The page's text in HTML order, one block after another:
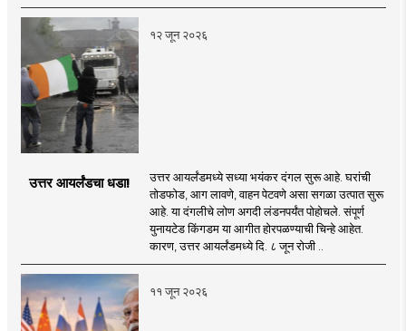
१२ जून २०२६
उत्तर आयर्लंडचा धडा!
उत्तर आयर्लंडमध्ये सध्या भयंकर दंगल सुरू आहे. घरांची
तोडफोड, आग लावणे, वाहन पेटवणे असा सगळा उत्पात सुरू
आहे. या दंगलीचे लोण अगदी लंडनपर्यंत पोहोचले. संपूर्ण
युनायटेड किंगडम या आगीत होरपळण्याची चिन्हे आहेत.
कारण, उत्तर आयर्लंडमध्ये दि. ८ जून रोजी ..
११ जून २०२६